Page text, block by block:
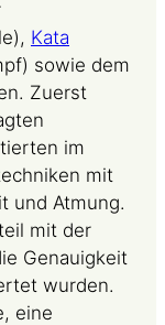
Kata
sowie dem
Zuerst
im
mit
und Atmung.
mit der
Genauigkeit
wurden.
eine